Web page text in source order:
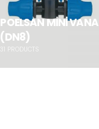
POELSAN MİNİ VANA
(DN8)
31 PRODUCTS